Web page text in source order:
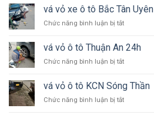
vỏ
xe
ô
KCN
vá vỏ xe ô tô Bắc Tân Uyên
Chức năng bình luận bị tắtở
vỏ
xe
ô
Bắc
Tân
Uyên
vá vỏ ô tô Thuận An 24h
Chức năng bình luận bị tắtở
ô
tô
vá vỏ ô tô KCN Sóng Thần
Chức năng bình luận bị tắtở